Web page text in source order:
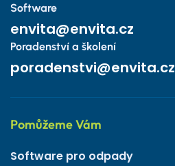
Software
envita@envita.cz
Poradenství a školení
poradenstvi@envita.cz
Pomůžeme Vám
Software pro odpady